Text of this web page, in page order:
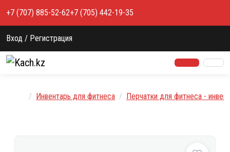
+7 (707) 885-52-62+7 (705) 442-19-35
Вход / Регистрация
Главная
Инвентарь для фитнеса Перчатки для фитнеса -